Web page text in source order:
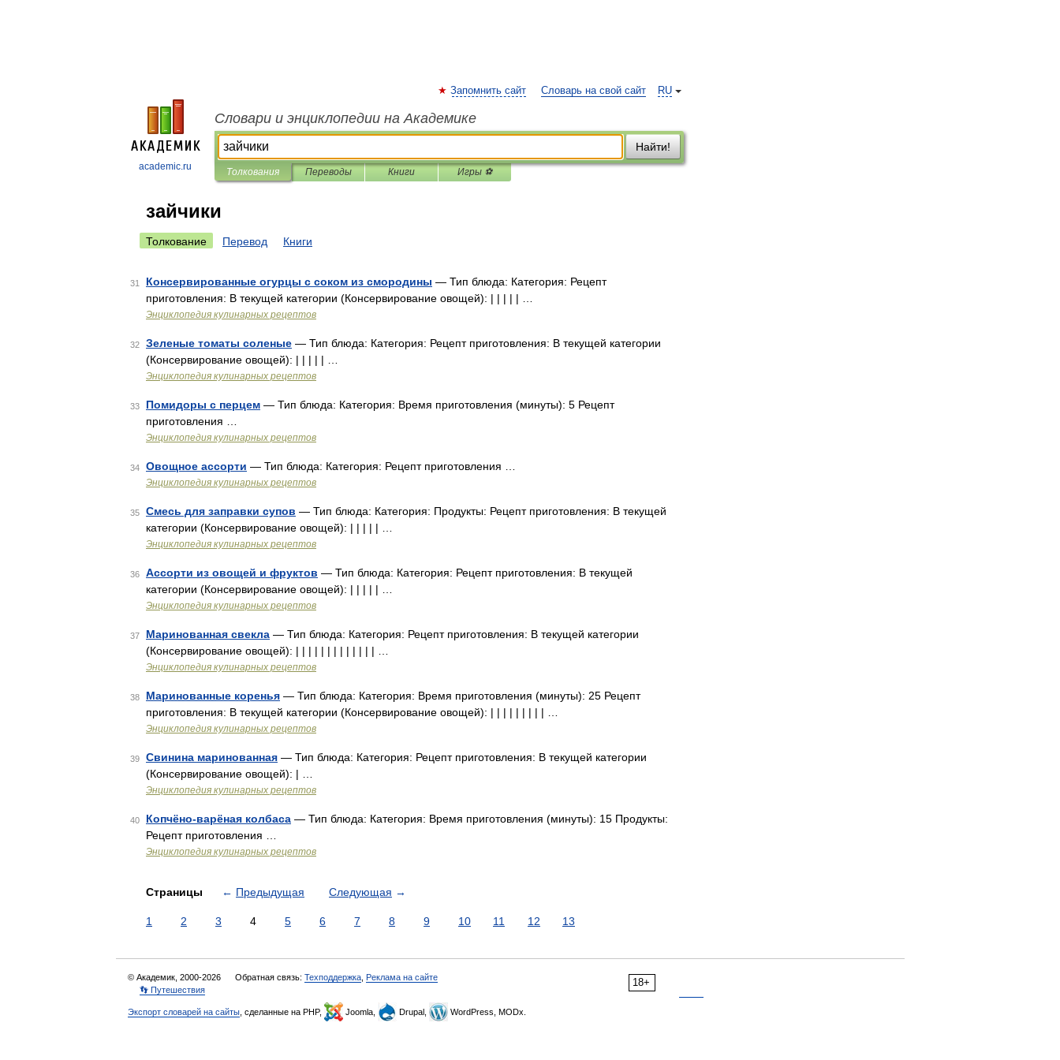
academic.ru
RU
Запомнить сайт Словарь на свой сайт
Словари и энциклопедии на Академике
Найти!
Толкования Переводы Книги Игры ⚽
зайчики
Толкование Перевод Книги
31 Консервированные огурцы с соком из смородины — Тип блюда: Категория: Рецепт
приготовления: В текущей категории (Консервирование овощей): | | | | | …
Энциклопедия кулинарных рецептов
32 Зеленые томаты соленые — Тип блюда: Категория: Рецепт приготовления: В текущей категории
(Консервирование овощей): | | | | | …
Энциклопедия кулинарных рецептов
33 Помидоры с перцем — Тип блюда: Категория: Время приготовления (минуты): 5 Рецепт
приготовления …
Энциклопедия кулинарных рецептов
34 Овощное ассорти — Тип блюда: Категория: Рецепт приготовления …
Энциклопедия кулинарных рецептов
35 Смесь для заправки супов — Тип блюда: Категория: Продукты: Рецепт приготовления: В текущей
категории (Консервирование овощей): | | | | | …
Энциклопедия кулинарных рецептов
36 Ассорти из овощей и фруктов — Тип блюда: Категория: Рецепт приготовления: В текущей
категории (Консервирование овощей): | | | | | …
Энциклопедия кулинарных рецептов
37 Маринованная свекла — Тип блюда: Категория: Рецепт приготовления: В текущей категории
(Консервирование овощей): | | | | | | | | | | | | | …
Энциклопедия кулинарных рецептов
38 Маринованные коренья — Тип блюда: Категория: Время приготовления (минуты): 25 Рецепт
приготовления: В текущей категории (Консервирование овощей): | | | | | | | | | …
Энциклопедия кулинарных рецептов
39 Свинина маринованная — Тип блюда: Категория: Рецепт приготовления: В текущей категории
(Консервирование овощей): | …
Энциклопедия кулинарных рецептов
40 Копчёно-варёная колбаса — Тип блюда: Категория: Время приготовления (минуты): 15 Продукты:
Рецепт приготовления …
Энциклопедия кулинарных рецептов
Страницы ← Предыдущая Следующая →
1 2 3 4 5 6 7 8 9 10 11 12 13
18+
© Академик, 2000-2026 Обратная связь: Техподдержка Реклама на сайте
👣 Путешествия
Экспорт словарей на сайты , сделанные на PHP, Joomla, Drupal, WordPress, MODx.